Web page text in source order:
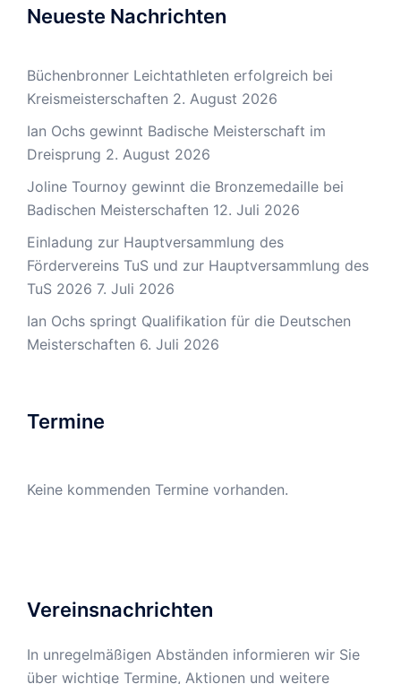
Neueste Nachrichten
Büchenbronner Leichtathleten erfolgreich bei
Kreismeisterschaften 2. August 2026
Ian Ochs gewinnt Badische Meisterschaft im
Dreisprung 2. August 2026
Joline Tournoy gewinnt die Bronzemedaille bei
Badischen Meisterschaften 12. Juli 2026
Einladung zur Hauptversammlung des
Fördervereins TuS und zur Hauptversammlung des
TuS 2026 7. Juli 2026
Ian Ochs springt Qualifikation für die Deutschen
Meisterschaften 6. Juli 2026
Termine
Keine kommenden Termine vorhanden.
Vereinsnachrichten
In unregelmäßigen Abständen informieren wir Sie
über wichtige Termine, Aktionen und weitere